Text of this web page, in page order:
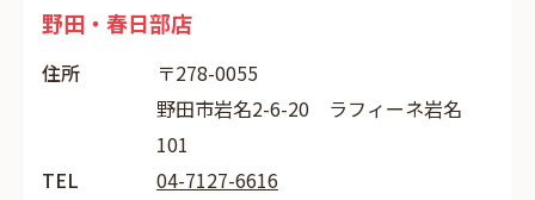
野田・春日部店
住所
〒278-0055
野田市岩名2-6-20 ラフィーネ岩名
101
TEL
04-7127-6616